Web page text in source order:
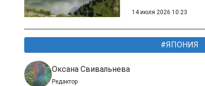
14 июля 2026 10:23
ЯПОНИЯ
Оксана Свивальнева
Редактор